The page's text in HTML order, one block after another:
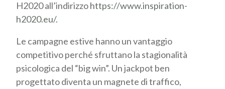
H2020 all’indirizzohttps://www.inspiration-
h2020.eu/.
Le campagne estive hanno un vantaggio
competitivo perché sfruttano la stagionalità
psicologica del “big win”. Un jackpot ben
progettato diventa un magnete di traffico,